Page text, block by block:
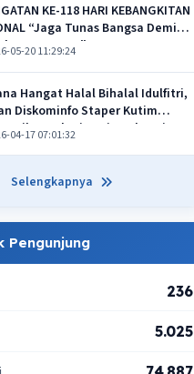
KE-118 HARI KEBANGKITAN
“Jaga Tunas Bangsa Demi
Negara”
05-20 11:29:24
Hangat Halal Bihalal Idulfitri,
Diskominfo Staper Kutim
Silaturahmi Usai Apel Pagi
04-17 07:01:32
Selengkapnya
Pengunjung
236
5.025